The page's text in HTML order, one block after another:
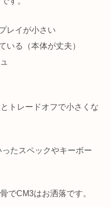
レイが小さい
いる（本体が丈夫）
トレードオフで小さくな
たスペックやキーボー
でCM3はお洒落です。